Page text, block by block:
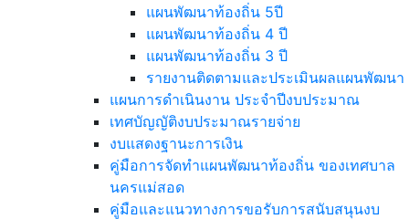
แผนพัฒนาท้องถิ่น 5ปี
แผนพัฒนาท้องถิ่น 4 ปี
แผนพัฒนาท้องถิ่น 3 ปี
รายงานติดตามและประเมินผลแผนพัฒนา
แผนการดำเนินงาน ประจำปีงบประมาณ
เทศบัญญัติงบประมาณรายจ่าย
งบแสดงฐานะการเงิน
คู่มือการจัดทำแผนพัฒนาท้องถิ่น ของเทศบาล
นครแม่สอด
คู่มือและแนวทางการขอรับการสนับสนุนงบ